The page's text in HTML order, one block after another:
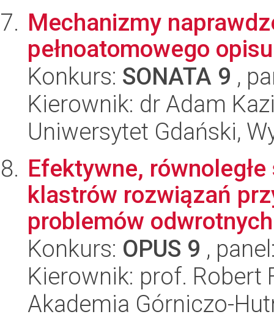
Mechanizmy
pełnoatomowego opisu
Konkurs: SONATA 9 ,
Kierownik: dr Adam
Uniwersytet Gdański,
Efektywne,
klastrów rozwiązań
problemów odwrotnych
Konkurs: OPUS 9 ,
Kierownik: prof. Robert
Akademia Górniczo-